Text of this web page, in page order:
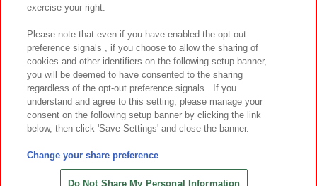
お取引先さまとともに
カスタマーハラスメント対応方針 よくあるご質問・お問い合わせ
©Bandai Namco Amusement Inc.
©Bandai Namco Amusement Lab Inc.
©HANAYASHIKI Co., Ltd. All Rights Reserved.
exercise your right.
Please note that even if you have enabled the opt-out
preference signals , if you choose to allow the sharing of
cookies and other identifiers on the following setup banner,
you will be deemed to have consented to the sharing
regardless of the opt-out preference signals . If you
understand and agree to this setting, please manage your
consent on the following setup banner by clicking the link
below, then click 'Save Settings' and close the banner.
Change your share preference
Do Not Share My Personal Information